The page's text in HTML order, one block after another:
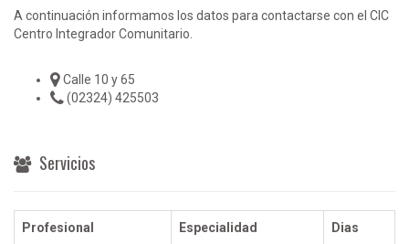
A continuación informamos los datos para contactarse con el CIC
Centro Integrador Comunitario.
Calle 10 y 65
(02324) 425503
Servicios
Profesional Especialidad Dias